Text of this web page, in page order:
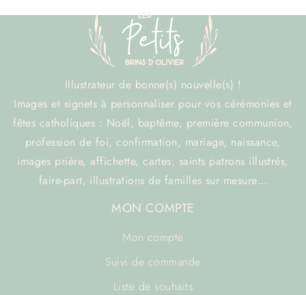
Illustrateur de bonne(s) nouvelle(s) !
Images et signets à personnaliser pour vos cérémonies et
fêtes catholiques : Noël, baptême, première communion,
profession de foi, confirmation, mariage, naissance,
images prière, affichette, cartes, saints patrons illustrés,
faire-part, illustrations de familles sur mesure…
MON COMPTE
Mon compte
Suivi de commande
Liste de souhaits